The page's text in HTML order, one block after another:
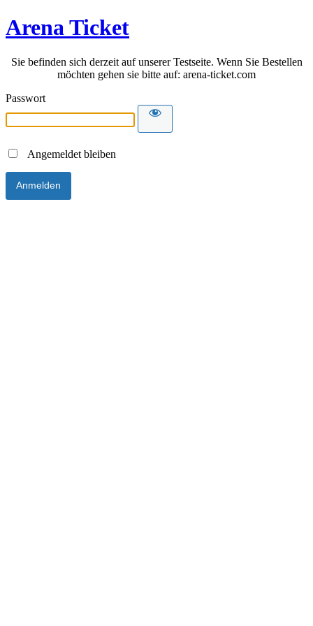
Arena Ticket
Sie befinden sich derzeit auf unserer Testseite. Wenn Sie Bestellen
möchten gehen sie bitte auf: arena-ticket.com
Passwort
Angemeldet bleiben